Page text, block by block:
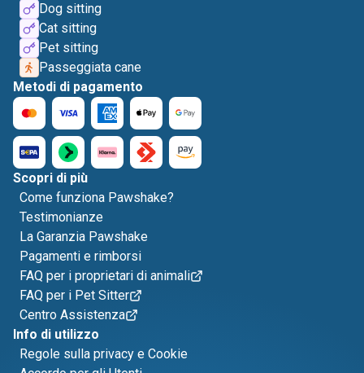
Dog sitting
Cat sitting
Pet sitting
Passeggiata cane
Metodi di pagamento
Scopri di più
Come funziona Pawshake?
Testimonianze
La Garanzia Pawshake
Pagamenti e rimborsi
FAQ per i proprietari di animali
FAQ per i Pet Sitter
Centro Assistenza
Info di utilizzo
Regole sulla privacy e Cookie